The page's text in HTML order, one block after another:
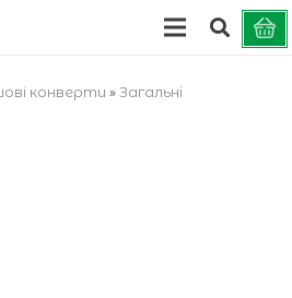
конверти »Загальні